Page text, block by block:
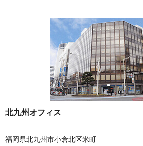
北九州オフィス
福岡県北九州市小倉北区米町